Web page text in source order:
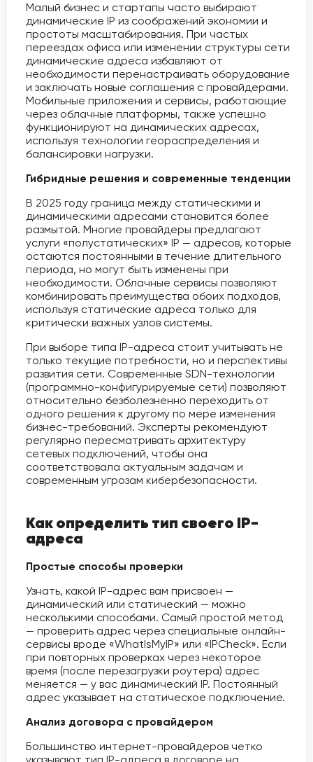
Малый бизнес и стартапы часто выбирают
динамические IP из соображений экономии и
простоты масштабирования. При частых
переездах офиса или изменении структуры сети
динамические адреса избавляют от
необходимости перенастраивать оборудование
и заключать новые соглашения с провайдерами.
Мобильные приложения и сервисы, работающие
через облачные платформы, также успешно
функционируют на динамических адресах,
используя технологии геораспределения и
балансировки нагрузки.
Гибридные решения и современные тенденции
В 2025 году граница между статическими и
динамическими адресами становится более
размытой. Многие провайдеры предлагают
услуги «полустатических» IP — адресов, которые
остаются постоянными в течение длительного
периода, но могут быть изменены при
необходимости. Облачные сервисы позволяют
комбинировать преимущества обоих подходов,
используя статические адреса только для
критически важных узлов системы.
При выборе типа IP-адреса стоит учитывать не
только текущие потребности, но и перспективы
развития сети. Современные SDN-технологии
(программно-конфигурируемые сети) позволяют
относительно безболезненно переходить от
одного решения к другому по мере изменения
бизнес-требований. Эксперты рекомендуют
регулярно пересматривать архитектуру
сетевых подключений, чтобы она
соответствовала актуальным задачам и
современным угрозам кибербезопасности.
Как определить тип своего IP-
адреса
Простые способы проверки
Узнать, какой IP-адрес вам присвоен —
динамический или статический — можно
несколькими способами. Самый простой метод
— проверить адрес через специальные онлайн-
сервисы вроде «WhatIsMyIP» или «IPCheck». Если
при повторных проверках через некоторое
время (после перезагрузки роутера) адрес
меняется — у вас динамический IP. Постоянный
адрес указывает на статическое подключение.
Анализ договора с провайдером
Большинство интернет-провайдеров четко